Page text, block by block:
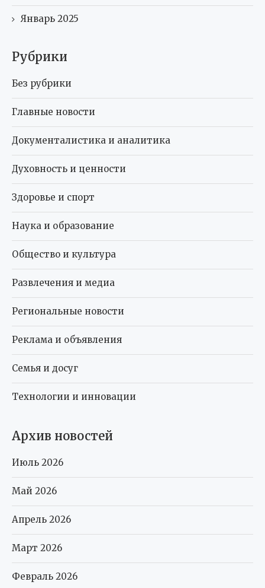
Январь 2025
Рубрики
Без рубрики
Главные новости
Документалистика и аналитика
Духовность и ценности
Здоровье и спорт
Наука и образование
Общество и культура
Развлечения и медиа
Региональные новости
Реклама и объявления
Семья и досуг
Технологии и инновации
Архив новостей
Июль 2026
Май 2026
Апрель 2026
Март 2026
Февраль 2026